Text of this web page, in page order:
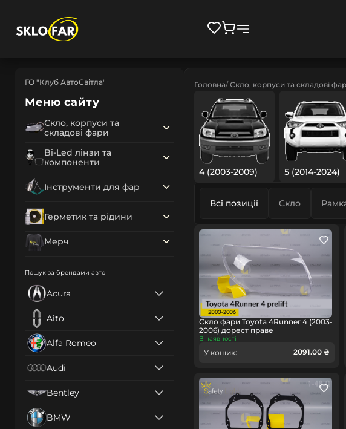
ГО "Клуб АвтоСвітла"
Меню сайту
Скло, корпуси та
складові фари
Bi-Led лінзи та
компоненти
Інструменти для фар
Герметик та рідини
Мерч
Пошук за брендами авто
Acura
Aito
Alfa Romeo
Audi
Bentley
BMW
Головна Скло, корпуси та складові
4 (2003-2009) 5 (2014-2024)
Всі позиції Скло
Скло фари Toyota 4Runner 4 (2003-
2006) дорест праве
В наявності
У кошик: 2091.00 ₴